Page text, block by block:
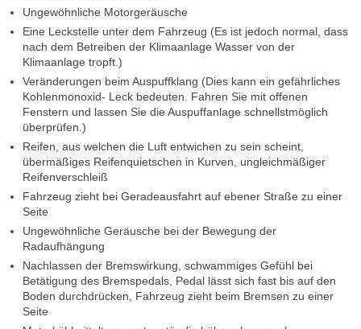
Ungewöhnliche Motorgeräusche
Eine Leckstelle unter dem Fahrzeug (Es ist jedoch normal, dass
nach dem Betreiben der Klimaanlage Wasser von der
Klimaanlage tropft.)
Veränderungen beim Auspuffklang (Dies kann ein gefährliches
Kohlenmonoxid- Leck bedeuten. Fahren Sie mit offenen
Fenstern und lassen Sie die Auspuffanlage schnellstmöglich
überprüfen.)
Reifen, aus welchen die Luft entwichen zu sein scheint,
übermäßiges Reifenquietschen in Kurven, ungleichmäßiger
Reifenverschleiß
Fahrzeug zieht bei Geradeausfahrt auf ebener Straße zu einer
Seite
Ungewöhnliche Geräusche bei der Bewegung der
Radaufhängung
Nachlassen der Bremswirkung, schwammiges Gefühl bei
Betätigung des Bremspedals, Pedal lässt sich fast bis auf den
Boden durchdrücken, Fahrzeug zieht beim Bremsen zu einer
Seite